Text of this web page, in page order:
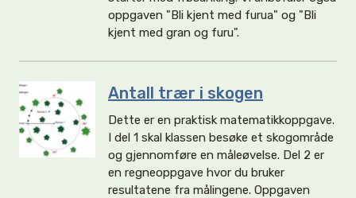
oppgaven "Bli kjent med furua" og "Bli
kjent med gran og furu".
Antall trær i skogen
Dette er en praktisk matematikkoppgave.
I del 1 skal klassen besøke et skogområde
og gjennomføre en måleøvelse. Del 2 er
en regneoppgave hvor du bruker
resultatene fra målingene. Oppgaven